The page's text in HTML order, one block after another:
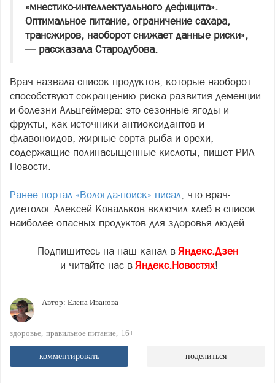
«мнестико-интеллектуального дефицита».
Оптимальное питание, ограничение сахара,
трансжиров, наоборот снижает данные риски»,
— рассказала Стародубова.
Врач назвала список продуктов, которые наоборот
способствуют сокращению риска развития деменции
и болезни Альцгеймера: это сезонные ягоды и
фрукты, как источники антиоксидантов и
флавоноидов, жирные сорта рыба и орехи,
содержащие полинасыщенные кислоты, пишет РИА
Новости.
Ранее портал «Вологда-поиск» писал, что врач-
диетолог Алексей Ковальков включил хлеб в список
наиболее опасных продуктов для здоровья людей.
Подпишитесь на наш канал в Яндекс.Дзен
и читайте нас в Яндекс.Новостях!
Автор: Елена Иванова
здоровье правильное питание 16+
комментировать поделиться